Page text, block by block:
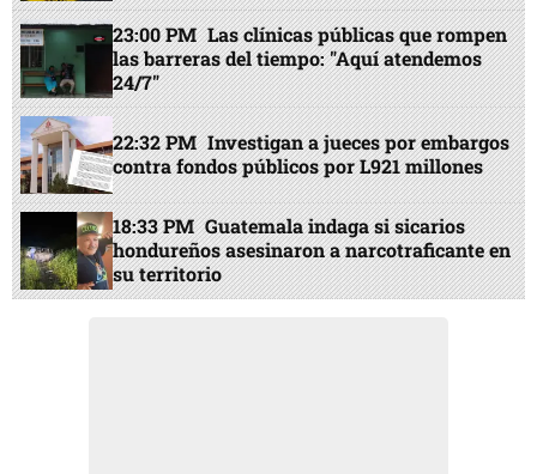
23:00 PM Las clínicas públicas que rompen
las barreras del tiempo: "Aquí atendemos
24/7"
22:32 PM Investigan a jueces por embargos
contra fondos públicos por L921 millones
18:33 PM Guatemala indaga si sicarios
hondureños asesinaron a narcotraficante en
su territorio